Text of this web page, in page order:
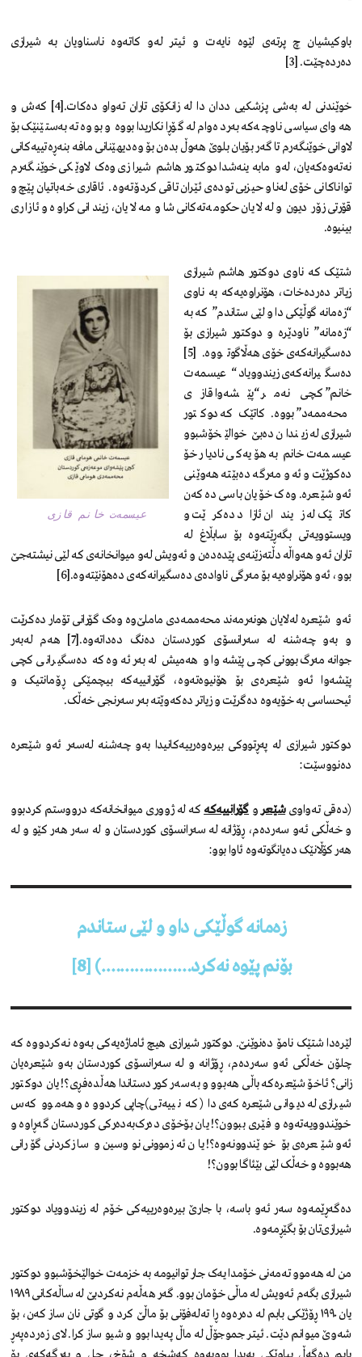
باوکیشیان چ پرتەی لێوە نایەت و ئیتر لەو کاتەوە ناسناویان بە شیرازی
دەردەچێت. [3]
خوێندنی لە بەشی پزشکیی ددان دا لە زانکۆی تاران تەواو دەکات.[4] کەش و
هەوای سیاسی ناوچەکە بەردەوام لە گۆڕانکاریدا بووە و بووەتە بەستێنێک بۆ
لاوانی خوێنگەرم تا گەر بۆیان بلوێ هەوڵ بدەن بۆ وەدیهێنانی مافە بنەڕەتییەکانی
نەتەوەکەیان، لەو مابەینەشدا دوکتور هاشم شیرازی وەک لاوێکی خوێنگەرم
تواناکانی خۆی لەناو حیزبی تودەی ئێران تاقی کردۆتەوە. ئاقاری خەباتیان پێچ و
قۆرتی زۆر دیون و لەلایان حکومەتەکانی شا و مەلایان، زیندانی کراوە و ئازاری
بینیوە.
عیسمەت خانم قازی
شتێک کە ناوی دوکتور هاشم شیرازی
زیاتر دەردەخات، هۆنراوەیەکە بە ناوی
“زەمانە گوڵێکی دا و لێی ستاندم” کە بە
“زەمانە” ناودێرە و دوکتور شیرازی بۆ
دەسگیرانەکەی خۆی هەڵاگوتووە.[5]
دەسگیرانەکەی زیندوویاد “عیسمەت
خانم” کچی نەمر “پێشەوا قازی
محەممەد” بووە. کاتێک کە دوکتور
شیرازی لە زیندان دەبێ خوالێخۆشبوو
عیسمەت خانم بە هۆیەکی نادیار خۆ
دەکوژێت و ئەو مەرگە دەبێتە هەوێنی
ئەو شێعرە. وەک خۆیان باسی دەکەن
کاتێک لە زیندان ئازاد دەکرێت و
ویستوویەتی بگەڕێتەوە بۆ سابڵاغ لە
تاران ئەو هەواڵە دڵتەزێنەی پێدەدەن و ئەویش لەو میوانخانەی کە لێی نیشتەجێ
بوو، ئەو هۆنراوەیە بۆ مەرگی ناوادەی دەسگیرانەکەی دەهۆنێتەوە.[6]
ئەو شێعرە لەلایان هونەرمەند محەممەدی ماملێ‌وە وەک گۆرانی تۆمار دەکرێت
و بەو چەشنە لە سەرانسۆی کوردستان دەنگ دەداتەوە.[7] هەم لەبەر
جوانەمەرگ بوونی کچی پێشەوا و هەمیش لەبەر ئەوە کە دەسگیرانی کچی
پێشەوا ئەو شێعرەی بۆ هۆنیوەتەوە، گۆرانییەکە بیچمێکی ڕۆمانتیک و
ئیحساسی بە خۆیەوە دەگرێت و زیاتر دەکەوێتە بەر سەرنجی خەڵک.
دوکتور شیرازی لە پەڕتووکی بیرەوەرییەکانیدا بەو چەشنە لەسەر ئەو شێعرە
دەنووسێت:
(دەقی تەواویشێعرو گۆرانییەکە کە لە ژووری میوانخانەکە درووستم کردبوو
و خەڵکی ئەو سەردەم، ڕۆژانە لە سەرانسۆی کوردستان و لە سەر هەر کێو و لە
هەر کۆڵانێک دەیانگوتەوە ئاوا بوو:
زەمانە گوڵێکی داو و لێی ستاندم
بۆنم پێوە نەکرد……………….) [8]
لێرەدا شتێک نامۆ دەنوێنێ. دوکتور شیرازی هیچ ئاماژەیەکی بەوە نەکردووە کە
چلۆن خەڵکی ئەو سەردەم، ڕۆژانە و لە سەرانسۆی کوردستان بەو شێعرەیان
زانی؟ ئاخۆ شێعرەکە باڵی هەبوو و بەسەر کوردستاندا هەڵدەفڕی؟! یان دوکتور
شیرازی لە دیوانی شێعرەکەی دا (کە نییەتی)چاپی کردووە و هەموو کەس
خوێندوویەتەوە و فێری ببوون؟! یان بۆخۆی دەرک‌بەدەرکی کوردستان گەڕاوە و
ئەو شێعرەی بۆ خوێندوونەوە؟! یان ئەزموونی نووسین و سازکردنی گۆرانی
هەبووە و خەڵک لێی بێئاگا بوون؟!
دەگەڕێمەوە سەر ئەو باسە، با جارێ بیرەوەرییەکی خۆم لە زیندوویاد دوکتور
شیرازی‌تان بۆ بگێڕمەوە.
من لە هەموو تەمەنی خۆمدا یەک جار توانیومە بە خزمەت خوالێخۆشبوو دوکتور
شیرازی بگەم ئەویش لە ماڵی خۆمان بوو. گەر هەڵەم نەکردبێ لە ساڵەکانی ١٩٨٩
یان ١٩٩٠ ڕۆژێکی بابم لە دەرەوە ڕا تەلەفۆنی بۆ ماڵێ کرد و گوتی نان ساز کەن، بۆ
شەوێ میوانم دێت. ئیتر جموجۆڵ لە ماڵ پەیدا بوو و شیو ساز کرا. لای زەردەپەڕ